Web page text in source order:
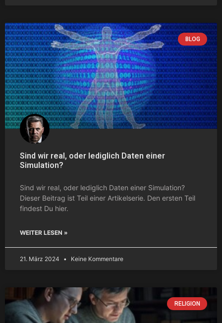
BLOG
Sind wir real, oder lediglich Daten einer
Simulation?
Sind wir real, oder lediglich Daten einer Simulation?
Dieser Beitrag ist Teil einer Artikelserie. Den ersten Teil
findest Du hier.
WEITER LESEN »
21. März 2024 Keine Kommentare
RELIGION